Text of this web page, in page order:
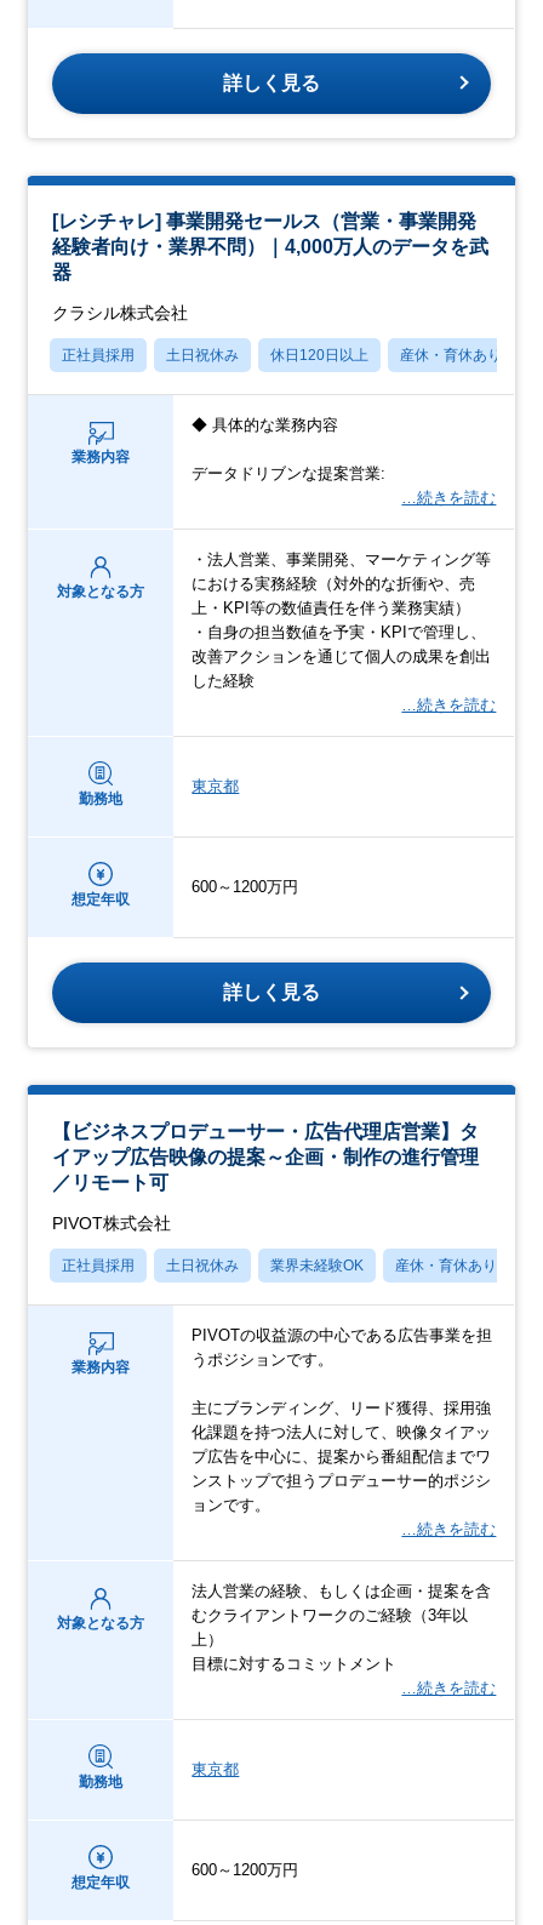
詳しく見る
[レシチャレ] 事業開発セールス（営業・事業開発
経験者向け・業界不問）｜4,000万人のデータを武
器
クラシル株式会社
正社員採用 土日祝休み 休日120日以上 産休・育休あり
業務内容
◆ 具体的な業務内容
データドリブンな提案営業:
…続きを読む
対象となる方
・法人営業、事業開発、マーケティング等
における実務経験（対外的な折衝や、売
上・KPI等の数値責任を伴う業務実績）
・自身の担当数値を予実・KPIで管理し、
改善アクションを通じて個人の成果を創出
した経験
…続きを読む
勤務地
東京都
想定年収
600～1200万円
詳しく見る
【ビジネスプロデューサー・広告代理店営業】タ
イアップ広告映像の提案～企画・制作の進行管理
／リモート可
PIVOT株式会社
正社員採用 土日祝休み 業界未経験OK 産休・育休あり
業務内容
PIVOTの収益源の中心である広告事業を担
うポジションです。
主にブランディング、リード獲得、採用強
化課題を持つ法人に対して、映像タイアッ
プ広告を中心に、提案から番組配信までワ
ンストップで担うプロデューサー的ポジシ
ョンです。
…続きを読む
対象となる方
法人営業の経験、もしくは企画・提案を含
むクライアントワークのご経験（3年以
上）
目標に対するコミットメント
…続きを読む
勤務地
東京都
想定年収
600～1200万円